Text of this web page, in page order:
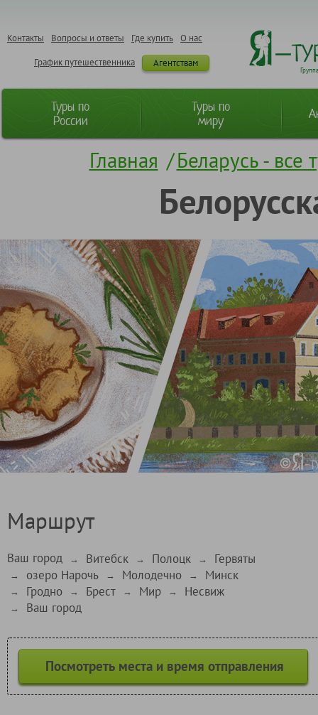
О нас
Где купить
Вопросы и ответы
Контакты
Агентствам
График путешественника
Туры по
России
Туры по
миру
Главная /Беларусь - все
Маршрут
Ваш город → Витебск → Полоцк → Гервяты
→ озеро Нарочь → Молодечно → Минск
→ Гродно → Брест → Мир → Несвиж
→ Ваш город
Посмотреть места и время отправления